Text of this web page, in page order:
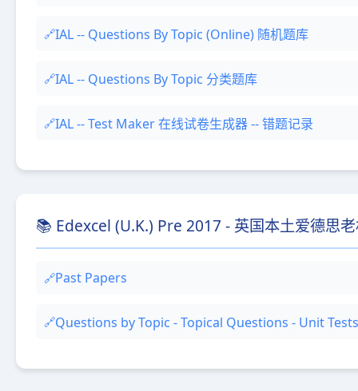
IAL -- Questions By Topic (Online) 随机题库
IAL -- Questions By Topic 分类题库
IAL -- Test Maker 在线试卷生成器 -- 错题记录
📚 Edexcel (U.K.) Pre 2017 - 英国本土爱德思
Past Papers
Questions by Topic - Topical Questions - Unit